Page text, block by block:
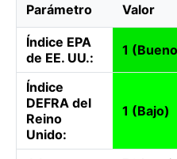
Parámetro Valor
Índice EPA
de EE. UU.:
1
Índice
DEFRA del
Reino
Unido:
1 (Bajo)